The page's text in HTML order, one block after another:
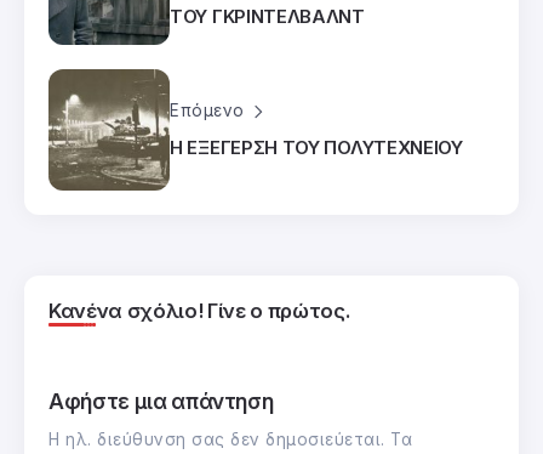
ΤΟΥ ΓΚΡΙΝΤΕΛΒΑΛΝΤ
Επόμενο
Η ΕΞΕΓΕΡΣΗ ΤΟΥ ΠΟΛΥΤΕΧΝΕΙΟΥ
Κανένα σχόλιο! Γίνε ο πρώτος.
Αφήστε μια απάντηση
Η ηλ. διεύθυνση σας δεν δημοσιεύεται. Τα